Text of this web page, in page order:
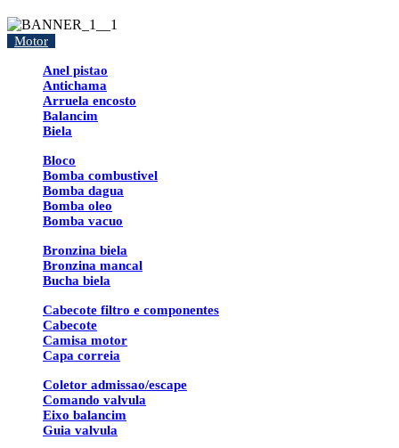
Motor
Anel pistao
Antichama
Arruela encosto
Balancim
Biela
Bloco
Bomba combustivel
Bomba dagua
Bomba oleo
Bomba vacuo
Bronzina biela
Bronzina mancal
Bucha biela
Cabecote filtro e componentes
Cabecote
Camisa motor
Capa correia
Coletor admissao/escape
Comando valvula
Eixo balancim
Guia valvula